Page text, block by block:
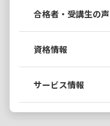
合格者・受講生の声
資格情報
サービス情報